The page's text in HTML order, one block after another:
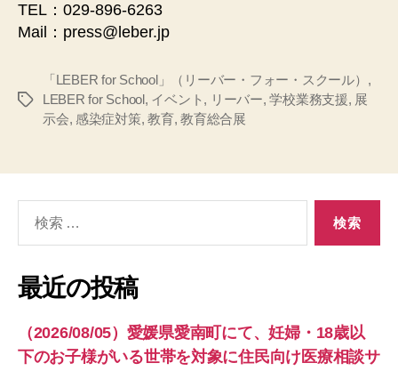
TEL：029-896-6263
Mail：press@leber.jp
タ
「LEBER for School」（リーバー・フォー・スクール） ,
LEBER for School, イベント , リーバー,学校業務支援, 展
示会, 感染症対策,教育,教育総合展
象:
最近の投稿
（2026/08/05）愛媛県愛南町にて、妊婦・18歳以
下のお子様がいる世帯を対象に住民向け医療相談サ